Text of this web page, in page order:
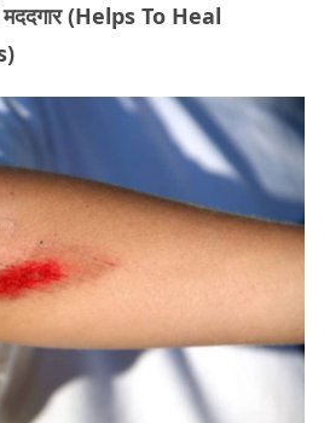
मददगार (Helps To Heal